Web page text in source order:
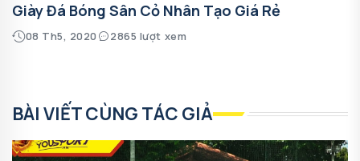
Giày Đá Bóng Sân Cỏ Nhân Tạo Giá Rẻ
08 Th5, 2020 2865 lượt xem
BÀI VIẾT CÙNG TÁC GIẢ